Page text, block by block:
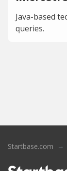
Java-based
queries.
Startbase.com